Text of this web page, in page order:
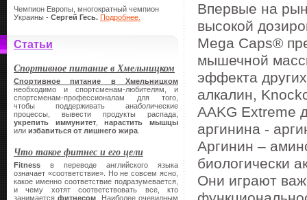
Чемпион Европы, многократный чемпион
Украины - Сергей Гесь. Подробнее.
Статьи
Спортивное питание в Хмельницком
Спортивное питание в Хмельницком
необходимо и спортсменам-любителям, и
спортсменам-профессионалам для того,
чтобы поддерживать анаболические
процессы, вывести продукты распада,
укрепить иммунитет,нарастить мышцы
или избавиться от лишнего жира
Что такое фитнес и его цели
Fitness в переводе английского языка
означает «соответствие». Но не совсем ясно,
какое именно соответствие подразумевается,
и чему хотят соответствовать все, кто
занимаетсяфитнесом . Наиболее очевидным
Впервые на
высокой
Mega Caps®
мышечной
эффекта
алкалин,
AAKG Extreme
аргинина -
Аргинин –
биологически
Они играют